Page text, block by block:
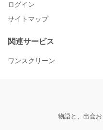
ログイン
サイトマップ
関連サービス
ワンスクリーン
物語と、出会